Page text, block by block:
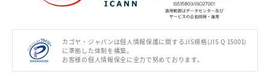
カゴヤ・ジャパンは個人情報保護に関するJIS規格(JIS Q 15001)
に準拠した体制を構築。
お客様の個人情報保全に全力で努めております。